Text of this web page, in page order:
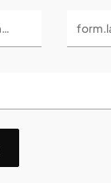
form.label.firstName *